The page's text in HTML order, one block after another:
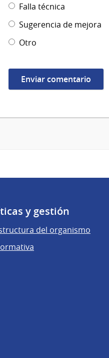
Falla técnica
Sugerencia de mejora
Otro
y gestión
del organismo